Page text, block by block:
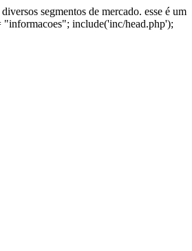
segmentos de mercado. esse é um
"informacoes"; include('inc/head.php');